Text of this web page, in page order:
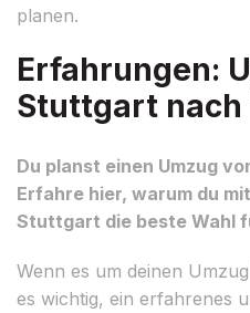
planen.
Erfahrungen:
Stuttgart nach
Du planst einen Umzug
Erfahre hier, warum du
Stuttgart die beste Wahl
Wenn es um deinen
es wichtig, ein erfahrenes